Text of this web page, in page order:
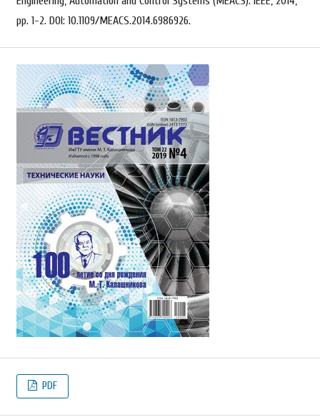
pp. 1-2. DOI: 10.1109/MEACS.2014.6986926.
PDF